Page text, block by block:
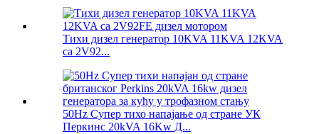
Тихи дизел генератор 10KVA 11KVA 12KVA
са 2V92...
50Hz Супер тихо напајање од стране УК
Перкинс 20kVA 16Kw Д...